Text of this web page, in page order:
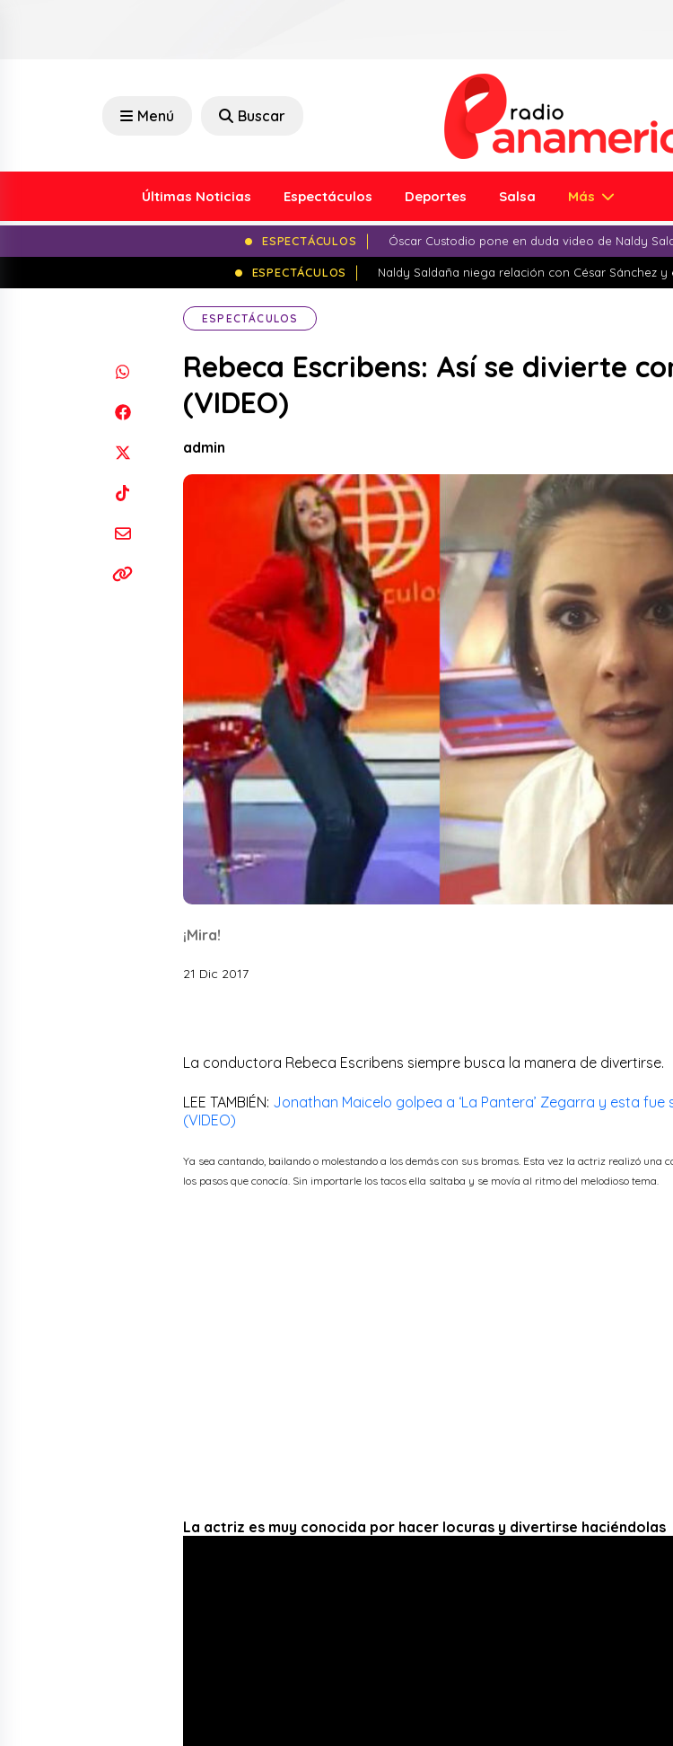
Menú Buscar
Últimas Noticias Espectáculos Deportes Salsa Más
ESPECTÁCULOS Óscar Custodio pone en duda video de Naldy
ESPECTÁCULOS Naldy Saldaña niega relación con César Sánchez
ESPECTÁCULOS
Rebeca Escribens: Así se divierte
(VIDEO)
admin
¡Mira!
21 Dic 2017
La conductora Rebeca Escribens siempre busca la manera de divertirse.
LEE TAMBIÉN: Jonathan Maicelo golpea a ‘La Pantera’ Zegarra y esta fue
(VIDEO)
Ya sea cantando, bailando o molestando a los demás con sus bromas. Esta vez la actriz realizó una
los pasos que conocía. Sin importarle los tacos ella saltaba y se movía al ritmo del melodioso tema.
La actriz es muy conocida por hacer locuras y divertirse haciéndolas